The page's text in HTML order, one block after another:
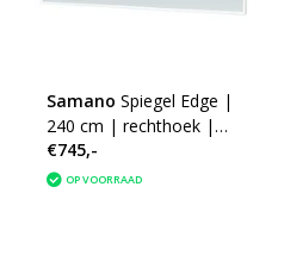
Samano Spiegel Edge |
240 cm | rechthoek |
aluminium | met LED
verlichting
€745,-
OP VOORRAAD